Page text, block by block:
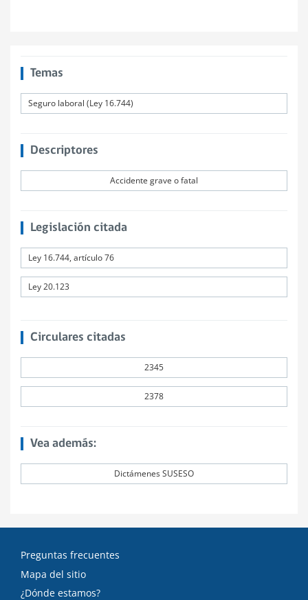
Temas
Seguro laboral (Ley 16.744)
Descriptores
Accidente grave o fatal
Legislación citada
Ley 16.744, artículo 76
Ley 20.123
Circulares citadas
2345
2378
Vea además:
Dictámenes SUSESO
Preguntas frecuentes
Mapa del sitio
¿Dónde estamos?